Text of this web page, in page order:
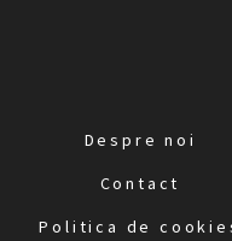
Despre noi
Contact
Politica de